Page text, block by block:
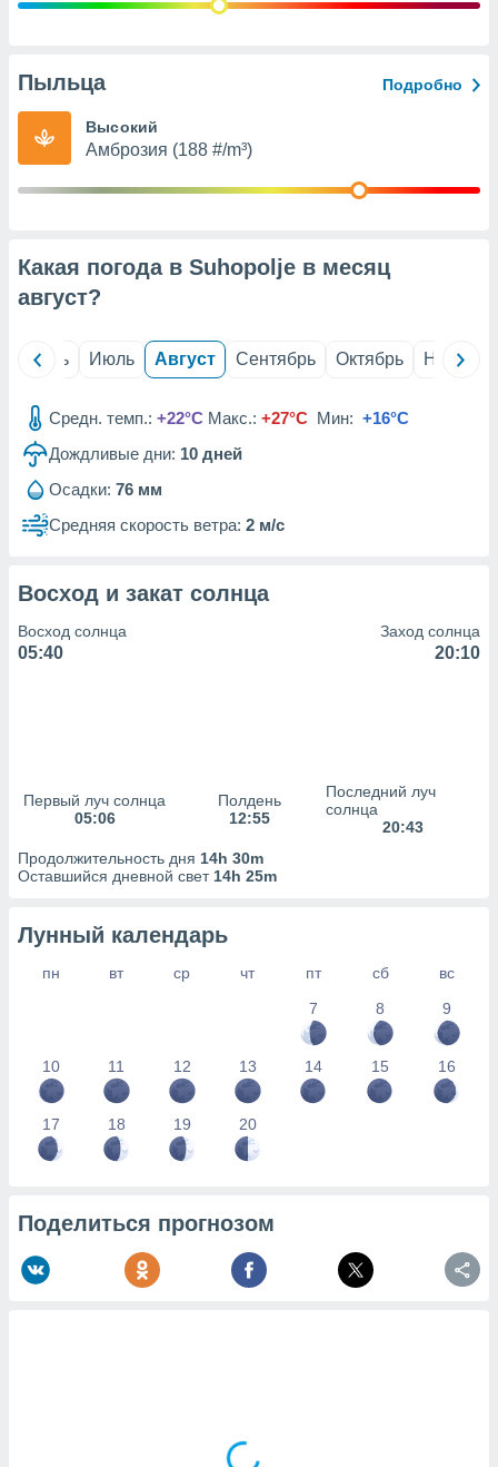
рекламы
сведения
1199
Пыльца Подробно
Высокий
Амброзия (188 #/m³)
Какая погода в Suhopolje в месяц
август?
Июнь Июль Август Сентябрь Октябрь Ноябрь
Средн. темп.: +22°C Макс.: +27°C Мин: +16°C
Дождливые дни: 10 дней
Осадки: 76 мм
Средняя скорость ветра: 2 м/с
Восход и закат солнца
Восход солнца
05:40
Заход солнца
20:10
Первый луч солнца
05:06
Полдень
12:55
Последний луч
солнца
20:43
Продолжительность дня 14h 30m
Оставшийся дневной свет 14h 25m
Лунный календарь
пн вт ср чт пт сб
вс
7
8 9
10 11 12 13 14 15 16
17 18 19 20
Поделиться прогнозом